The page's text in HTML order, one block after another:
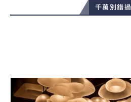
千萬別錯過